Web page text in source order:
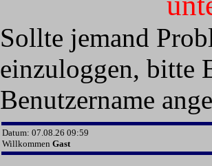
Sollte jemand
einzuloggen, bitte
Benutzername
Datum: 07.08.26 09:59
Willkommen Gast